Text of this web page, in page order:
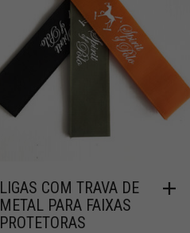
LIGAS COM TRAVA DE
METAL PARA FAIXAS
PROTETORAS